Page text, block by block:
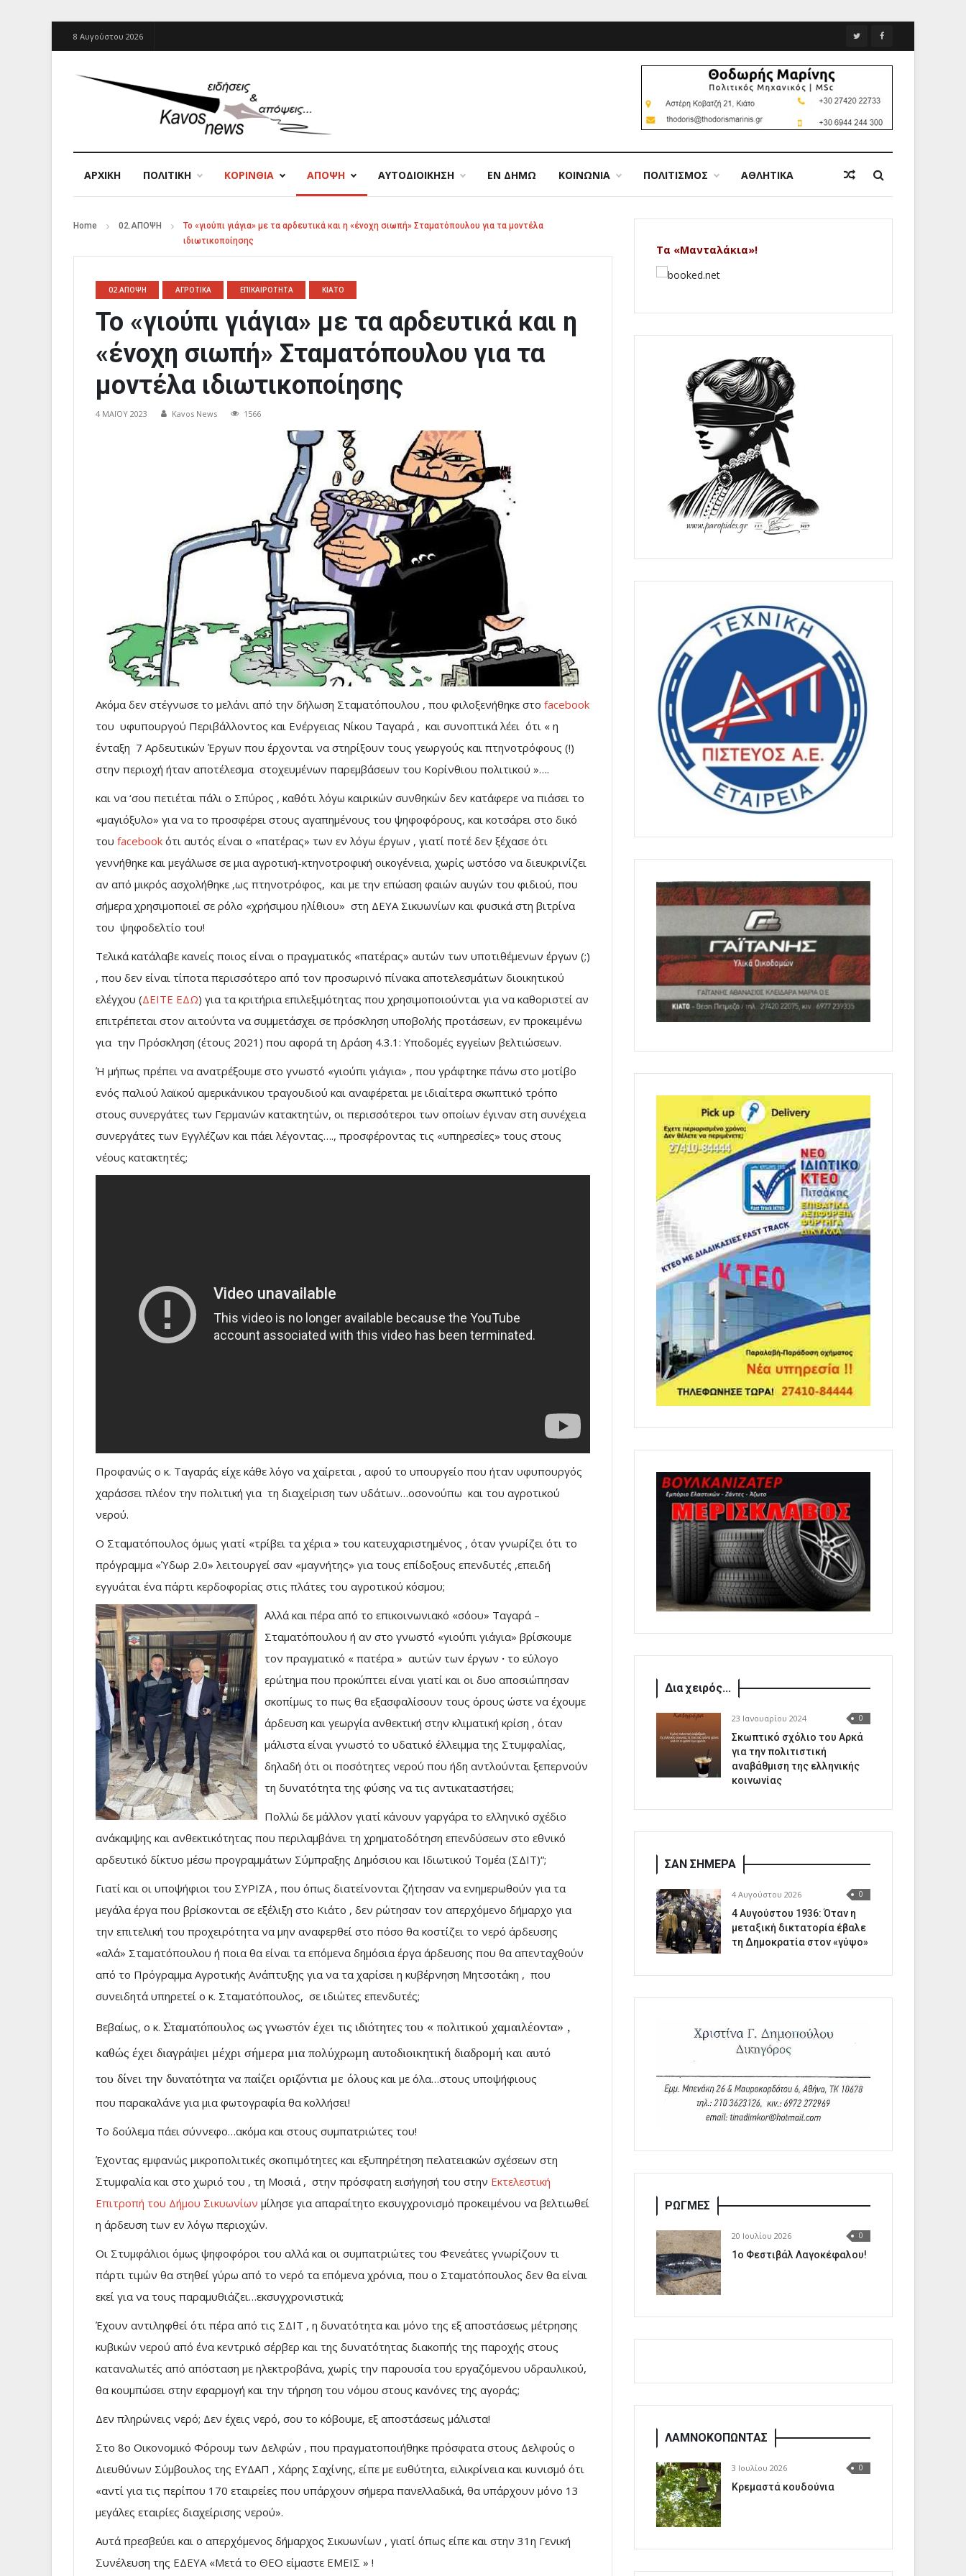
8 Αυγούστου 2026
ΑΡΧΙΚΉ ΠΟΛΙΤΙΚΗ ΚΟΡΙΝΘΙΑ ΑΠΟΨΗ ΑΥΤΟΔΙΟΙΚΗΣΗ ΕΝ ΔΗΜΩ ΚΟΙΝΩΝΙΑ ΠΟΛΙΤΙΣΜΟΣ ΑΘΛΗΤΙΚΑ
Home 02.ΑΠΟΨΗ
Το «γιούπι γιάγια» με τα αρδευτικά και η «ένοχη σιωπή» Σταματόπουλου για τα μοντέλα
ιδιωτικοποίησης
02.ΑΠΟΨΗ ΑΓΡΟΤΙΚΑ ΕΠΙΚΑΙΡΟΤΗΤΑ ΚΙΑΤΟ
Το «γιούπι γιάγια» με τα αρδευτικά και η
«ένοχη σιωπή» Σταματόπουλου για τα
μοντέλα ιδιωτικοποίησης
4 ΜΑΪ́ΟΥ 2023 Kavos News 1566
Ακόμα δεν στέγνωσε το μελάνι από την δήλωση Σταματόπουλου , που φιλοξενήθηκε στο facebook
του υφυπουργού Περιβάλλοντος και Ενέργειας Νίκου Ταγαρά , και συνοπτικά λέει ότι « η
ένταξη 7 Αρδευτικών Έργων που έρχονται να στηρίξουν τους γεωργούς και πτηνοτρόφους (!)
στην περιοχή ήταν αποτέλεσμα στοχευμένων παρεμβάσεων του Κορίνθιου πολιτικού »….
και να ‘σου πετιέται πάλι ο Σπύρος , καθότι λόγω καιρικών συνθηκών δεν κατάφερε να πιάσει το
«μαγιόξυλο» για να το προσφέρει στους αγαπημένους του ψηφοφόρους, και κοτσάρει στο δικό
του facebook ότι αυτός είναι ο «πατέρας» των εν λόγω έργων , γιατί ποτέ δεν ξέχασε ότι
γεννήθηκε και μεγάλωσε σε μια αγροτική-κτηνοτροφική οικογένεια, χωρίς ωστόσο να διευκρινίζει
αν από μικρός ασχολήθηκε ,ως πτηνοτρόφος, και με την επώαση φαιών αυγών του φιδιού, που
σήμερα χρησιμοποιεί σε ρόλο «χρήσιμου ηλίθιου» στη ΔΕΥΑ Σικυωνίων και φυσικά στη βιτρίνα
του ψηφοδελτίο του!
Τελικά κατάλαβε κανείς ποιος είναι ο πραγματικός «πατέρας» αυτών των υποτιθέμενων έργων (;)
, που δεν είναι τίποτα περισσότερο από τον προσωρινό πίνακα αποτελεσμάτων διοικητικού
ελέγχου (ΔΕΙΤΕ ΕΔΩ) για τα κριτήρια επιλεξιμότητας που χρησιμοποιούνται για να καθοριστεί αν
επιτρέπεται στον αιτούντα να συμμετάσχει σε πρόσκληση υποβολής προτάσεων, εν προκειμένω
για την Πρόσκληση (έτους 2021) που αφορά τη Δράση 4.3.1: Υποδομές εγγείων βελτιώσεων.
Ή μήπως πρέπει να ανατρέξουμε στο γνωστό «γιούπι γιάγια» , που γράφτηκε πάνω στο μοτίβο
ενός παλιού λαϊκού αμερικάνικου τραγουδιού και αναφέρεται με ιδιαίτερα σκωπτικό τρόπο
στους συνεργάτες των Γερμανών κατακτητών, οι περισσότεροι των οποίων έγιναν στη συνέχεια
συνεργάτες των Εγγλέζων και πάει λέγοντας…., προσφέροντας τις «υπηρεσίες» τους στους
νέους κατακτητές;
Προφανώς ο κ. Ταγαράς είχε κάθε λόγο να χαίρεται , αφού το υπουργείο που ήταν υφυπουργός
χαράσσει πλέον την πολιτική για τη διαχείριση των υδάτων…οσονούπω και του αγροτικού
νερού.
Ο Σταματόπουλος όμως γιατί «τρίβει τα χέρια » του κατευχαριστημένος , όταν γνωρίζει ότι το
πρόγραμμα «Ύδωρ 2.0» λειτουργεί σαν «μαγνήτης» για τους επίδοξους επενδυτές ,επειδή
εγγυάται ένα πάρτι κερδοφορίας στις πλάτες του αγροτικού κόσμου;
Αλλά και πέρα από το επικοινωνιακό «σόου» Ταγαρά –
Σταματόπουλου ή αν στο γνωστό «γιούπι γιάγια» βρίσκουμε
τον πραγματικό « πατέρα » αυτών των έργων · το εύλογο
ερώτημα που προκύπτει είναι γιατί και οι δυο αποσιώπησαν
σκοπίμως το πως θα εξασφαλίσουν τους όρους ώστε να έχουμε
άρδευση και γεωργία ανθεκτική στην κλιματική κρίση , όταν
μάλιστα είναι γνωστό το υδατικό έλλειμμα της Στυμφαλίας,
δηλαδή ότι οι ποσότητες νερού που ήδη αντλούνται ξεπερνούν
τη δυνατότητα της φύσης να τις αντικαταστήσει;
Πολλώ δε μάλλον γιατί κάνουν γαργάρα το ελληνικό σχέδιο
ανάκαμψης και ανθεκτικότητας που περιλαμβάνει τη χρηματοδότηση επενδύσεων στο εθνικό
αρδευτικό δίκτυο μέσω προγραμμάτων Σύμπραξης Δημόσιου και Ιδιωτικού Τομέα (ΣΔΙΤ)“;
Γιατί και οι υποψήφιοι του ΣΥΡΙΖΑ , που όπως διατείνονται ζήτησαν να ενημερωθούν για τα
μεγάλα έργα που βρίσκονται σε εξέλιξη στο Κιάτο , δεν ρώτησαν τον απερχόμενο δήμαρχο για
την επιτελική του προχειρότητα να μην αναφερθεί στο πόσο θα κοστίζει το νερό άρδευσης
«αλά» Σταματόπουλου ή ποια θα είναι τα επόμενα δημόσια έργα άρδευσης που θα απενταχθούν
από το Πρόγραμμα Αγροτικής Ανάπτυξης για να τα χαρίσει η κυβέρνηση Μητσοτάκη , που
συνειδητά υπηρετεί ο κ. Σταματόπουλος, σε ιδιώτες επενδυτές;
Βεβαίως, ο κ. Σταματόπουλος ως γνωστόν έχει τις ιδιότητες του « πολιτικού χαμαιλέοντα» ,
καθώς έχει διαγράψει μέχρι σήμερα μια πολύχρωμη αυτοδιοικητική διαδρομή και αυτό
του δίνει την δυνατότητα να παίζει οριζόντια με όλους και με όλα…στους υποψήφιους
που παρακαλάνε για μια φωτογραφία θα κολλήσει!
Το δούλεμα πάει σύννεφο…ακόμα και στους συμπατριώτες του!
Έχοντας εμφανώς μικροπολιτικές σκοπιμότητες και εξυπηρέτηση πελατειακών σχέσεων στη
Στυμφαλία και στο χωριό του , τη Μοσιά , στην πρόσφατη εισήγησή του στην Εκτελεστική
Επιτροπή του Δήμου Σικυωνίων μίλησε για απαραίτητο εκσυγχρονισμό προκειμένου να βελτιωθεί
η άρδευση των εν λόγω περιοχών.
Οι Στυμφάλιοι όμως ψηφοφόροι του αλλά και οι συμπατριώτες του Φενεάτες γνωρίζουν τι
πάρτι τιμών θα στηθεί γύρω από το νερό τα επόμενα χρόνια, που ο Σταματόπουλος δεν θα είναι
εκεί για να τους παραμυθιάζει…εκσυγχρονιστικά;
Έχουν αντιληφθεί ότι πέρα από τις ΣΔΙΤ , η δυνατότητα και μόνο της εξ αποστάσεως μέτρησης
κυβικών νερού από ένα κεντρικό σέρβερ και της δυνατότητας διακοπής της παροχής στους
καταναλωτές από απόσταση με ηλεκτροβάνα, χωρίς την παρουσία του εργαζόμενου υδραυλικού,
θα κουμπώσει στην εφαρμογή και την τήρηση του νόμου στους κανόνες της αγοράς;
Δεν πληρώνεις νερό; Δεν έχεις νερό, σου το κόβουμε, εξ αποστάσεως μάλιστα!
Στο 8o Οικονομικό Φόρουμ των Δελφών , που πραγματοποιήθηκε πρόσφατα στους Δελφούς ο
Διευθύνων Σύμβουλος της ΕΥΔΑΠ , Χάρης Σαχίνης, είπε με ευθύτητα, ειλικρίνεια και κυνισμό ότι
«αντί για τις περίπου 170 εταιρείες που υπάρχουν σήμερα πανελλαδικά, θα υπάρχουν μόνο 13
μεγάλες εταιρίες διαχείρισης νερού».
Αυτά πρεσβεύει και ο απερχόμενος δήμαρχος Σικυωνίων , γιατί όπως είπε και στην 31η Γενική
Συνέλευση της ΕΔΕΥΑ «Μετά το ΘΕΟ είμαστε ΕΜΕΙΣ » !
Τα «Μανταλάκια»!
Δια χειρός...
23 Ιανουαρίου 2024 0
Σκωπτικό σχόλιο του Αρκά
για την πολιτιστική
αναβάθμιση της ελληνικής
κοινωνίας
ΣΑΝ ΣΗΜΕΡΑ
4 Αυγούστου 2026 0
4 Αυγούστου 1936: Όταν η
μεταξική δικτατορία έβαλε
τη Δημοκρατία στον «γύψο»
ΡΩΓΜΕΣ
20 Ιουλίου 2026 0
1o Φεστιβάλ Λαγοκέφαλου!
ΛΑΜΝΟΚΟΠΩΝΤΑΣ
3 Ιουλίου 2026 0
Κρεμαστά κουδούνια